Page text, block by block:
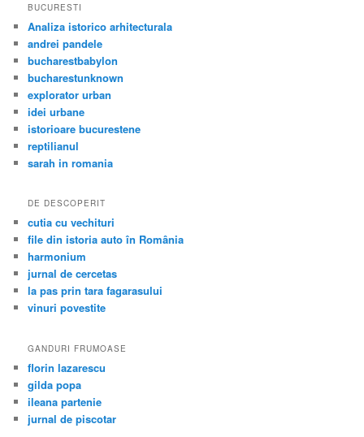
BUCURESTI
Analiza istorico arhitecturala
andrei pandele
bucharestbabylon
bucharestunknown
explorator urban
idei urbane
istorioare bucurestene
reptilianul
sarah in romania
DE DESCOPERIT
cutia cu vechituri
file din istoria auto în România
harmonium
jurnal de cercetas
la pas prin tara fagarasului
vinuri povestite
GANDURI FRUMOASE
florin lazarescu
gilda popa
ileana partenie
jurnal de piscotar